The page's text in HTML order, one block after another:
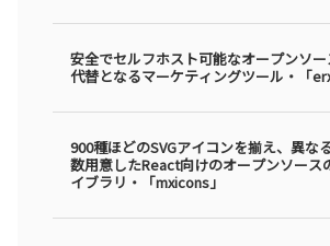
安全でセルフホスト可能なオープンソ
代替となるマーケティングツール・「
900種ほどのSVGアイコンを揃え、異な
数用意したReact向けのオープンソース
イブラリ・「mxicons」